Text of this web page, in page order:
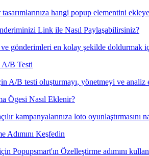
tasarımlarınıza hangi popup elementini
Link ile Nasıl Paylaşabilirsiniz?
gönderimleri en kolay şekilde doldurmak
A/B Testi
A/B testi oluşturmayı, yönetmeyi ve
Ögesi Nasıl Eklenir?
kampanyalarınıza loto oyunlaştırmasını
Adımını Keşfedin
Popupsmart'ın Özelleştirme adımını